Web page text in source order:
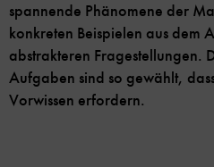
spannende Phänomene der
konkreten Beispielen aus dem
abstrakteren Fragestellungen.
Aufgaben sind so gewählt,
Vorwissen erfordern.